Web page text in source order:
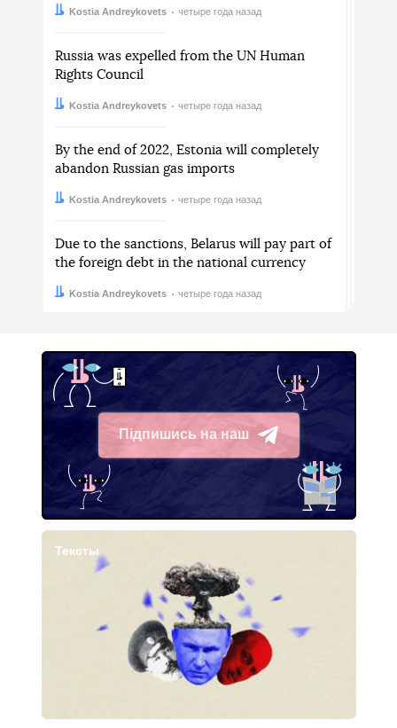
Автор:
Kostia Andreykovets
Дата: четыре года назад
Russia was expelled from the UN Human
Rights Council
Автор:
Kostia Andreykovets
Дата: четыре года назад
By the end of 2022, Estonia will completely
abandon Russian gas imports
Автор:
Kostia Andreykovets
Дата: четыре года назад
Due to the sanctions, Belarus will pay part of
the foreign debt in the national currency
Автор:
Kostia Andreykovets
Дата: четыре года назад
Підпишись на наш
Telegram
Тексты